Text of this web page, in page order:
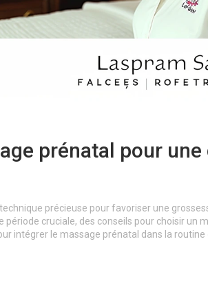
prénatal pour une
précieuse pour favoriser une
cruciale, des conseils pour choisir un
intégrer le massage prénatal dans la